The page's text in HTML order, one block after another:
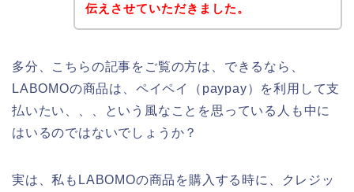
伝えさせていただきました。
多分、こちらの記事をご覧の方は、できるなら、
LABOMOの商品は、ペイペイ（paypay）を利用して支
払いたい、、、という風なことを思っている人も中に
はいるのではないでしょうか？
実は、私もLABOMOの商品を購入する時に、クレジッ